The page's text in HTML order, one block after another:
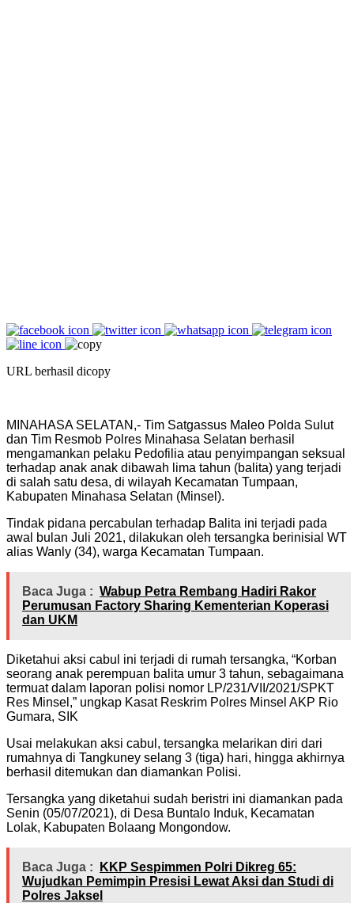
URL berhasil dicopy
MINAHASA SELATAN,- Tim Satgassus Maleo Polda Sulut
dan Tim Resmob Polres Minahasa Selatan berhasil
mengamankan pelaku Pedofilia atau penyimpangan seksual
terhadap anak anak dibawah lima tahun (balita) yang terjadi
di salah satu desa, di wilayah Kecamatan Tumpaan,
Kabupaten Minahasa Selatan (Minsel).
Tindak pidana percabulan terhadap Balita ini terjadi pada
awal bulan Juli 2021, dilakukan oleh tersangka berinisial WT
alias Wanly (34), warga Kecamatan Tumpaan.
Baca Juga : Wabup Petra Rembang Hadiri Rakor
Perumusan Factory Sharing Kementerian Koperasi
dan UKM
Diketahui aksi cabul ini terjadi di rumah tersangka, “Korban
seorang anak perempuan balita umur 3 tahun, sebagaimana
termuat dalam laporan polisi nomor LP/231/VII/2021/SPKT
Res Minsel,” ungkap Kasat Reskrim Polres Minsel AKP Rio
Gumara, SIK
Usai melakukan aksi cabul, tersangka melarikan diri dari
rumahnya di Tangkuney selang 3 (tiga) hari, hingga akhirnya
berhasil ditemukan dan diamankan Polisi.
Tersangka yang diketahui sudah beristri ini diamankan pada
Senin (05/07/2021), di Desa Buntalo Induk, Kecamatan
Lolak, Kabupaten Bolaang Mongondow.
Baca Juga :
KKP Sespimmen Polri Dikreg 65:
Wujudkan Pemimpin Presisi Lewat Aksi dan Studi di
Polres Jaksel